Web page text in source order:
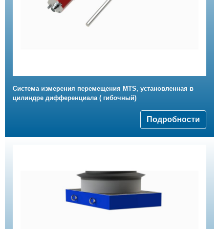
Система измерения перемещения MTS, установленная в
цилиндре дифференциала ( гибочный)
Подробности